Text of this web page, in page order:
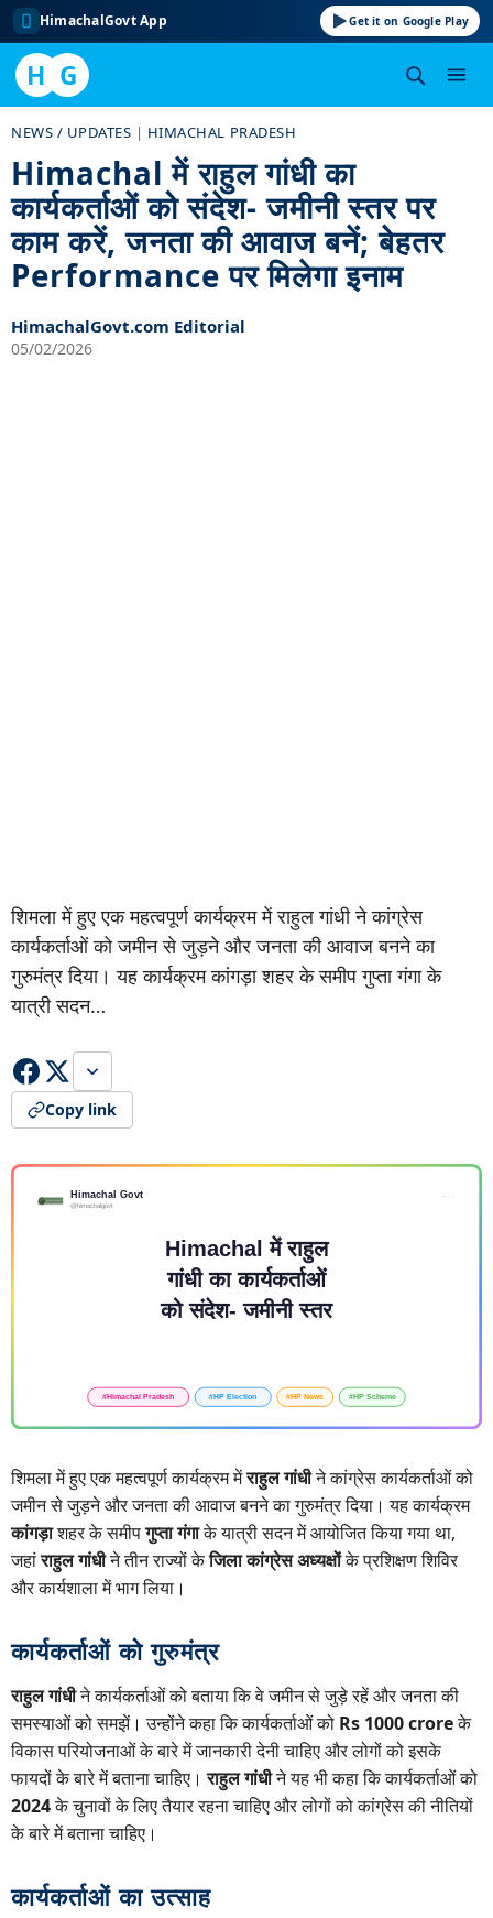
HimachalGovt App Get it on Google Play
H G
content
NEWS / UPDATES | HIMACHAL PRADESH
Himachal में राहुल गांधी का
कार्यकर्ताओं को संदेश- जमीनी स्तर पर
काम करें, जनता की आवाज बनें; बेहतर
Performance पर मिलेगा इनाम
HimachalGovt.com Editorial
05/02/2026
शिमला में हुए एक महत्वपूर्ण कार्यक्रम में राहुल गांधी ने कांग्रेस
कार्यकर्ताओं को जमीन से जुड़ने और जनता की आवाज बनने का
गुरुमंत्र दिया। यह कार्यक्रम कांगड़ा शहर के समीप गुप्ता गंगा के
यात्री सदन…
Copy link
शिमला में हुए एक महत्वपूर्ण कार्यक्रम मेंराहुल गांधीने कांग्रेस कार्यकर्ताओं को
जमीन से जुड़ने और जनता की आवाज बनने का गुरुमंत्र दिया। यह कार्यक्रम
कांगड़ाशहर के समीपगुप्ता गंगाके यात्री सदन में आयोजित किया गया था,
जहांराहुल गांधीने तीन राज्यों केजिला कांग्रेस अध्यक्षोंके प्रशिक्षण शिविर
और कार्यशाला में भाग लिया।
कार्यकर्ताओं को गुरुमंत्र
राहुल गांधीने कार्यकर्ताओं को बताया कि वे जमीन से जुड़े रहें और जनता की
समस्याओं को समझें। उन्होंने कहा कि कार्यकर्ताओं को Rs 1000 croreके
विकास परियोजनाओं के बारे में जानकारी देनी चाहिए और लोगों को इसके
फायदों के बारे में बताना चाहिए।राहुल गांधीने यह भी कहा कि कार्यकर्ताओं को
2024के चुनावों के लिए तैयार रहना चाहिए और लोगों को कांग्रेस की नीतियों
के बारे में बताना चाहिए।
कार्यकर्ताओं का उत्साह